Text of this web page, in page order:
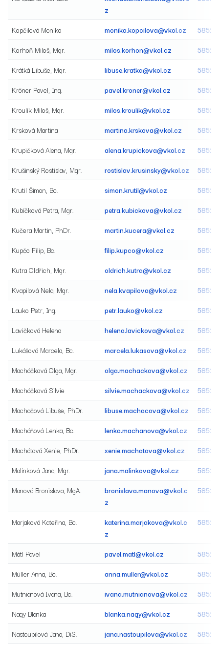
z
Kopčilová Monika monika.kopcilova@vkol.cz
Korhoň Miloš, Mgr.
milos.korhon@vkol.cz
Krátká Libuše, Mgr.
libuse.kratka@vkol.cz
Kröner Pavel, Ing.
pavel.kroner@vkol.cz
Kroulík Miloš, Mgr.
milos.kroulik@vkol.cz
Krsková Martina
martina.krskova@vkol.cz
Krupičková Alena, Mgr.
alena.krupickova@vkol.cz
Krušinský Rostislav, Mgr.
rostislav.krusinsky@vkol.cz
Krutil Šimon, Bc.
simon.krutil@vkol.cz
Kubíčková Petra, Mgr.
petra.kubickova@vkol.cz
Kučera Martin, PhDr.
martin.kucera@vkol.cz
Kupčo Filip, Bc.
filip.kupco@vkol.cz
Kutra Oldřich, Mgr.
oldrich.kutra@vkol.cz
Kvapilová Nela, Mgr.
nela.kvapilova@vkol.cz
Lauko Petr, Ing.
petr.lauko@vkol.cz
Lavičková Helena
helena.lavickova@vkol.cz
Lukášová Marcela, Bc.
marcela.lukasova@vkol.cz
Macháčková Olga, Mgr.
olga.machackova@vkol.cz
Macháčková Silvie
silvie.machackova@vkol.cz
Machačová Libuše, PhDr.
libuse.machacova@vkol.cz
Macháňová Lenka, Bc.
lenka.machanova@vkol.cz
Machátová Xenie, PhDr.
xenie.machatova@vkol.cz
Malínková Jana, Mgr.
jana.malinkova@vkol.cz
Manová Bronislava, MgA.
bronislava.manova@vkol.c
z
Marjaková Kateřina, Bc.
katerina.marjakova@vkol.c
z
Mátl Pavel pavel.matl@vkol.cz
Müller Anna, Bc.
anna.muller@vkol.cz
Mutnianová Ivana, Bc.
ivana.mutnianova@vkol.cz
Nagy Blanka
blanka.nagy@vkol.cz
Nastoupilová Jana, DiS.
jana.nastoupilova@vkol.cz